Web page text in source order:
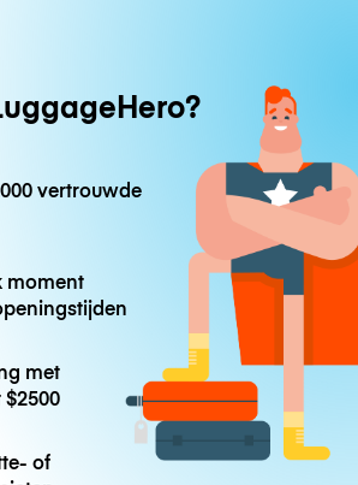
vertrouwde
moment
met
$2500
of